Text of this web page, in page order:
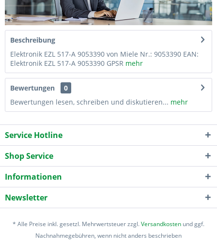
Beschreibung
Elektronik EZL 517-A 9053390 von Miele Nr.: 9053390 EAN:
Elektronik EZL 517-A 9053390 GPSR mehr
Bewertungen
0
Bewertungen lesen, schreiben und diskutieren... mehr
Service Hotline
Shop Service
Informationen
Newsletter
* Alle Preise inkl. gesetzl. Mehrwertsteuer zzgl.Versandkosten und ggf.
Nachnahmegebühren, wenn nicht anders beschrieben